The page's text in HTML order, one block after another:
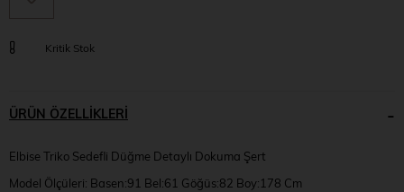
Kritik Stok
ÜRÜN ÖZELLIKLERI
Elbise Triko Sedefli Düğme Detaylı Dokuma Şert
Model Ölçüleri: Basen:91 Bel:61 Göğüs:82 Boy:178 Cm